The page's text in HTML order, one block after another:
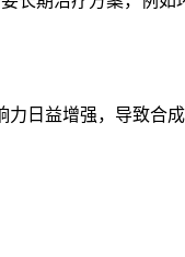
日益增强，导致合